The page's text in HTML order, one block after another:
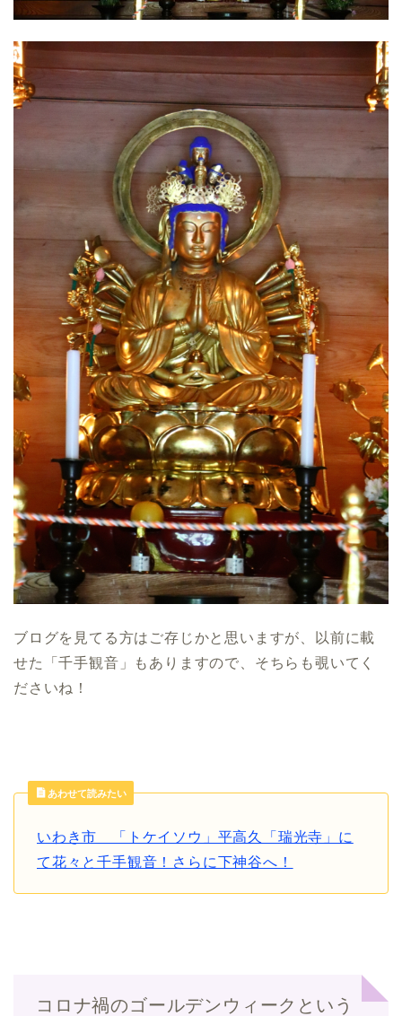
ブログを見てる方はご存じかと思いますが、以前に載
せた「千手観音」もありますので、そちらも覗いてく
ださいね！
あわせて読みたい
いわき市 「トケイソウ」平高久「瑞光寺」に
て花々と千手観音！さらに下神谷へ！
コロナ禍のゴールデンウィークという